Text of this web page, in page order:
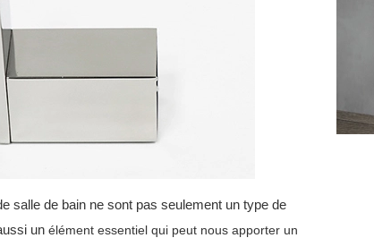
salle de bain ne sont pas seulement un type de
un élément essentiel qui peut nous apporter un